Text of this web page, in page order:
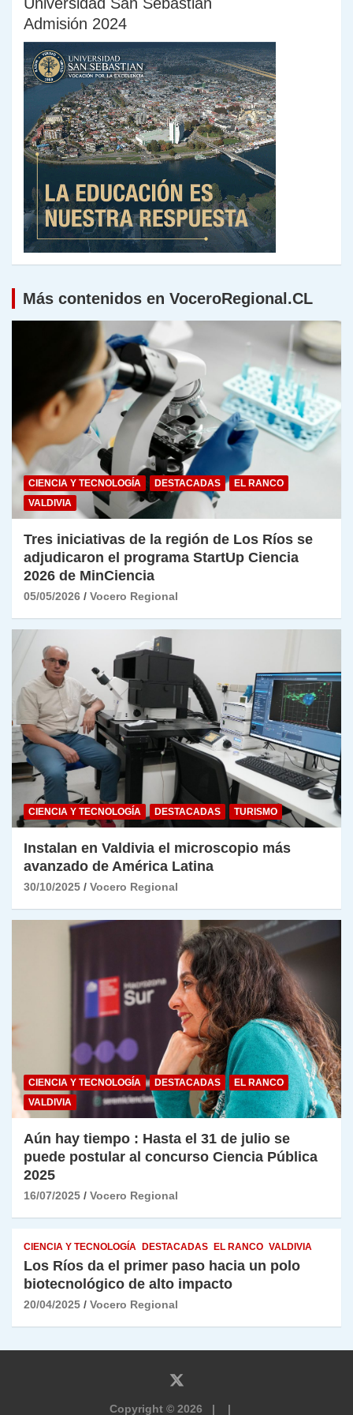
Universidad San Sebastián
Admisión 2024
Más contenidos en VoceroRegional.CL
CIENCIA Y TECNOLOGÍA DESTACADAS
EL RANCO
VALDIVIA
Tres iniciativas de la región de Los Ríos se
adjudicaron el programa StartUp Ciencia
2026 de MinCiencia
05/05/2026 Vocero Regional
CIENCIA Y TECNOLOGÍA DESTACADAS TURISMO
Instalan en Valdivia el microscopio más
avanzado de América Latina
30/10/2025 Vocero Regional
CIENCIA Y TECNOLOGÍA DESTACADAS
EL RANCO
VALDIVIA
Aún hay tiempo : Hasta el 31 de julio se
puede postular al concurso Ciencia Pública
2025
16/07/2025 Vocero Regional
CIENCIA Y TECNOLOGÍA DESTACADAS EL RANCO VALDIVIA
Los Ríos da el primer paso hacia un polo
biotecnológico de alto impacto
20/04/2025 Vocero Regional
Copyright © 2026